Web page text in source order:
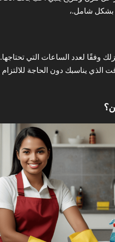
من توب أتش كلين؟
بشكل شامل.،
وفقًا لعدد الساعات التي
يناسبك دون الحاجة للالتزام